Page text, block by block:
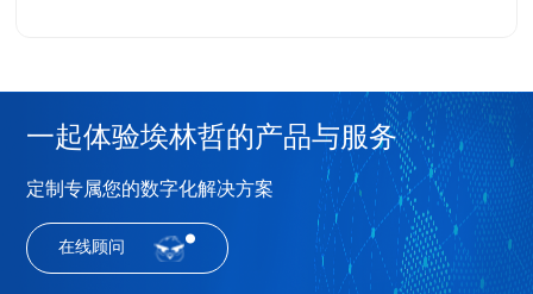
一起体验埃林哲的产品与服务
定制专属您的数字化解决方案
在线顾问